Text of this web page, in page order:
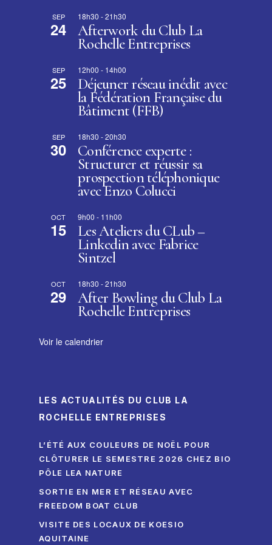
SEP
24
18h30 -21h30
Afterwork du Club La
Rochelle Entreprises
SEP
25
12h00 - 14h00
Déjeuner réseau inédit avec
la Fédération Française du
Bâtiment (FFB)
SEP
30
18h30 -20h30
Conférence experte :
Structurer et réussir sa
prospection téléphonique
avec Enzo Colucci
OCT
15
9h00 - 11h00
Les Ateliers du CLub –
Linkedin avec Fabrice
Sintzel
OCT
29
18h30 -21h30
After Bowling du Club La
Rochelle Entreprises
Voir le calendrier
LES ACTUALITÉS DU CLUB LA
ROCHELLE ENTREPRISES
L’ÉTÉ AUX COULEURS DE NOËL POUR
CLÔTURER LE SEMESTRE 2026 CHEZ BIO
PÔLE LEA NATURE
SORTIE EN MER ET RÉSEAU AVEC
FREEDOM BOAT CLUB
VISITE DES LOCAUX DE KOESIO
AQUITAINE